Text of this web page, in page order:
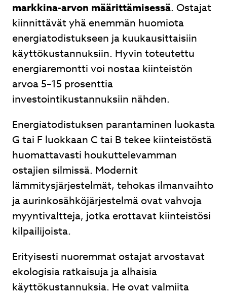
markkina-arvon määrittämisessä. Ostajat
kiinnittävät yhä enemmän huomiota
energiatodistukseen ja kuukausittaisiin
käyttökustannuksiin. Hyvin toteutettu
energiaremontti voi nostaa kiinteistön
arvoa 5–15 prosenttia
investointikustannuksiin nähden.
Energiatodistuksen parantaminen luokasta
G tai F luokkaan C tai B tekee kiinteistöstä
huomattavasti houkuttelevamman
ostajien silmissä. Modernit
lämmitysjärjestelmät, tehokas ilmanvaihto
ja aurinkosähköjärjestelmä ovat vahvoja
myyntivaltteja, jotka erottavat kiinteistösi
kilpailijoista.
Erityisesti nuoremmat ostajat arvostavat
ekologisia ratkaisuja ja alhaisia
käyttökustannuksia. He ovat valmiita